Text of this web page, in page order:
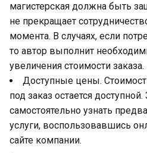
магистерская должна быть
не прекращает
момента. В случаях, если
то автор выполнит
увеличения стоимости заказа.
Доступные цены.
под заказ остается
самостоятельно узнать
услуги, воспользовавшись
сайте компании.